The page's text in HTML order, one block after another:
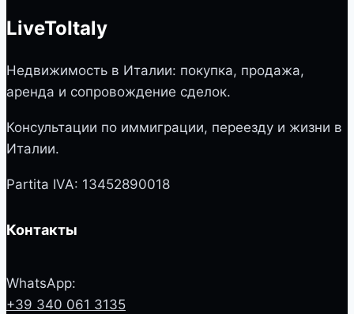
LiveToItaly
Недвижимость в Италии: покупка, продажа,
аренда и сопровождение сделок.
Консультации по иммиграции, переезду и жизни в
Италии.
Partita IVA: 13452890018
Контакты
WhatsApp:
+39 340 061 3135